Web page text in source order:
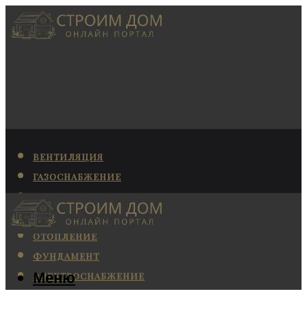
ВЕНТИЛЯЦИЯ
ГАЗОСНАБЖЕНИЕ
КАНАЛИЗАЦИЯ
КОНДИЦИОНИРОВАНИЕ
ОТОПЛЕНИЕ
ФУНДАМЕНТ
ЭЛЕКТРОСНАБЖЕНИЕ
Меню